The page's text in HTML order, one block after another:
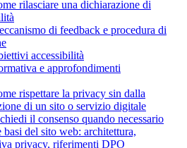
rilasciare una dichiarazione di
di feedback e procedura di
accessibilità
e approfondimenti
rispettare la privacy sin dalla
di un sito o servizio digitale
il consenso quando necessario
basi del sito web: architettura,
privacy, riferimenti DPO